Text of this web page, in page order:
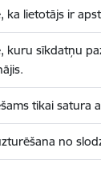
ka lietotājs ir
kuru sīkdatņu
tikai satura
no